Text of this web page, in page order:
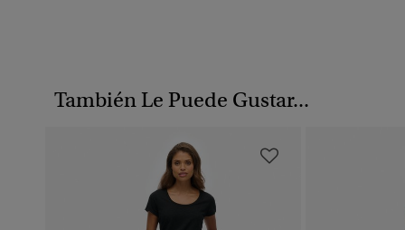
También Le Puede Gustar...